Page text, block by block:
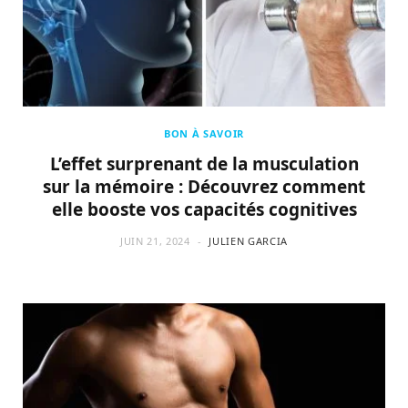
BON À SAVOIR
L’effet surprenant de la musculation
sur la mémoire : Découvrez comment
elle booste vos capacités cognitives
JUIN 21, 2024 JULIEN GARCIA